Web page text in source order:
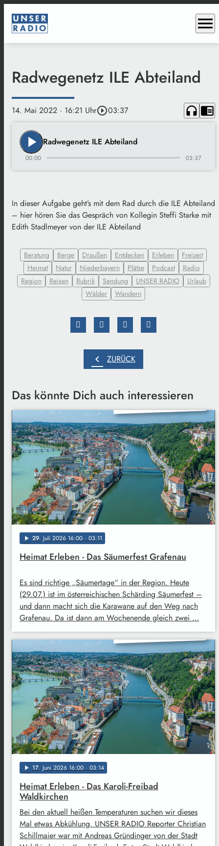
menu
Radwegenetz ILE Abteiland
14. Mai 2022 · 16:21 Uhrplay_circle_outline03:37 headphones chrome_reader_mode
play_arrow Radwegenetz ILE Abteiland
00:00 03:37
In dieser Aufgabe geht’s mit dem Rad durch die ILE Abteiland
– hier hören Sie das Gespräch von Kollegin Steffi Starke mit
Edith Stadlmeyer von der ILE Abteiland
Beratung Berge Draußen Entdecken Erleben
Freizeit
Heimat
Natur Niederbayern Plätze Podcast
Radio
Region
Reisen Rubrik Sendung UNSER RADIO
Urlaub
Wälder
Wandern
chevron_left ZURÜCK
Das könnte Dich auch interessieren
play_arrow 29. Juli 2026 16:00 · 03:11
Heimat Erleben - Das Säumerfest Grafenau
Es sind richtige „Säumertage“ in der Region. Heute
(29.07.) ist im österreichischen Schärding Säumerfest –
und dann macht sich die Karawane auf den Weg nach
Grafenau. Da ist dann am Wochenende gleich zwei …
play_arrow 17. Juni 2026 16:00 · 03:14
Heimat Erleben - Das Karoli-Freibad
Waldkirchen
Bei den aktuell heißen Temperaturen suchen wir dieses
Mal etwas Abkühlung. UNSER RADIO Reporter Christian
Schillmaier war mit Andreas Gründinger von der Stadt